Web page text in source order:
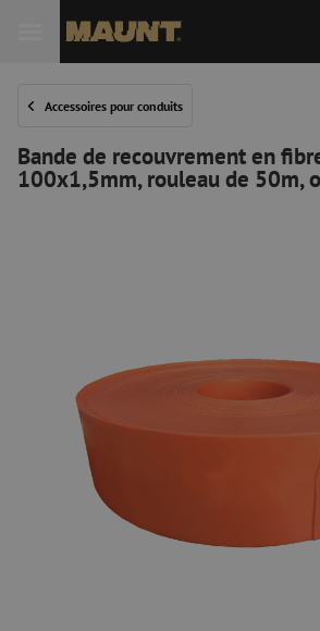
Accessoires pour conduits
Bande de recouvrement en
100x1,5mm, rouleau de 50m,